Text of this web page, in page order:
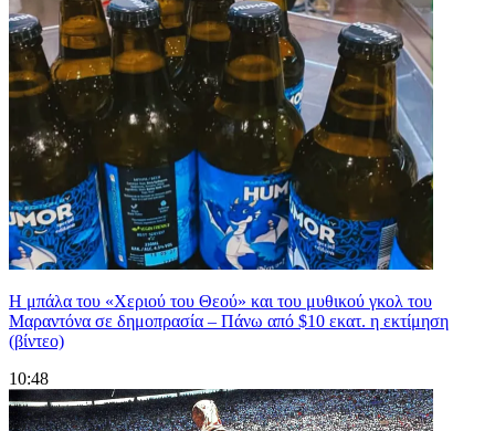
Η μπάλα του «Χεριού του Θεού» και του μυθικού γκολ του
Μαραντόνα σε δημοπρασία – Πάνω από $10 εκατ. η εκτίμηση
(βίντεο)
10:48